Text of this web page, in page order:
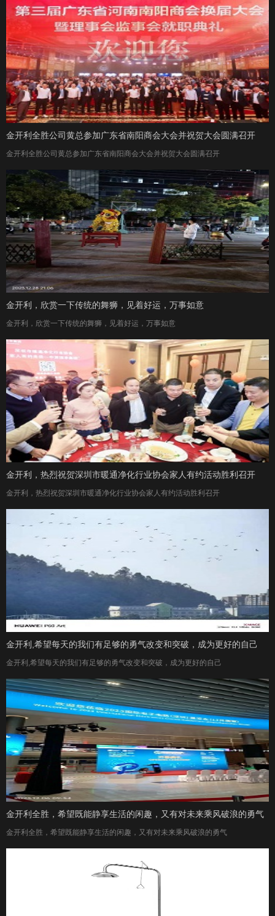
金开利全胜公司黄总参加广东省南阳商会大会并祝贺大会圆满召开
金开利全胜公司黄总参加广东省南阳商会大会并祝贺大会圆满召开
金开利，欣赏一下传统的舞狮，见着好运，万事如意
金开利，欣赏一下传统的舞狮，见着好运，万事如意
金开利，热烈祝贺深圳市暖通净化行业协会家人有约活动胜利召开
金开利，热烈祝贺深圳市暖通净化行业协会家人有约活动胜利召开
金开利,希望每天的我们有足够的勇气改变和突破，成为更好的自己
金开利,希望每天的我们有足够的勇气改变和突破，成为更好的自己
金开利全胜，希望既能静享生活的闲趣，又有对未来乘风破浪的勇气
金开利全胜，希望既能静享生活的闲趣，又有对未来乘风破浪的勇气